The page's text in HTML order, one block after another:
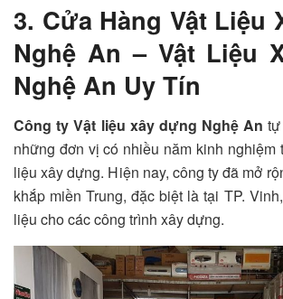
3. Cửa Hàng Vật Liệu
Nghệ An – Vật Liệu
Nghệ An Uy Tín
Công ty Vật liệu xây dựng Nghệ An
những đơn vị có nhiều năm kinh nghiệm
liệu xây dựng. Hiện nay, công ty đã mở
khắp miền Trung, đặc biệt là tại TP.
liệu cho các công trình xây dựng.